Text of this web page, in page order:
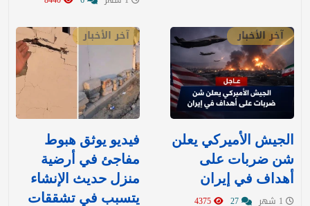
آخر الأخبار
‏الجيش الأميركي يعلن
شن ضربات على
أهداف في إيران
آخر الأخبار
فيديو يوثق هبوط
مفاجئ في أرضية
منزل حديث الإنشاء
يتسبب في تشققات